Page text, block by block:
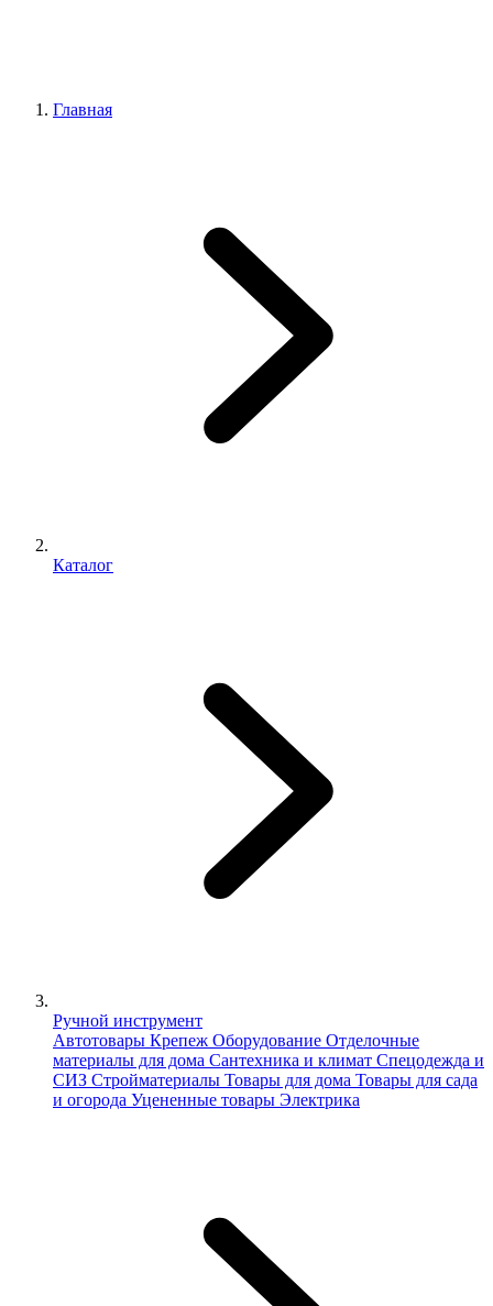
Главная
Каталог
Ручной инструмент
Автотовары Крепеж Оборудование Отделочные
материалы для дома Сантехника и климат Спецодежда и
СИЗ Стройматериалы Товары для дома Товары для сада
и огорода Уцененные товары Электрика